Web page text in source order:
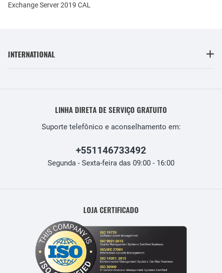
Exchange Server 2019 CAL
INTERNATIONAL
LINHA DIRETA DE SERVIÇO GRATUITO
Suporte telefônico e aconselhamento em:
+551146733492
Segunda - Sexta-feira das 09:00 - 16:00
LOJA CERTIFICADO